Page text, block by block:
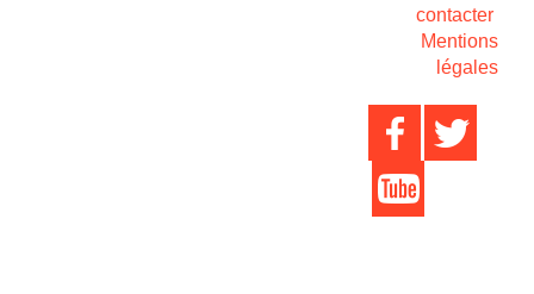
contacter
Mentions
légales